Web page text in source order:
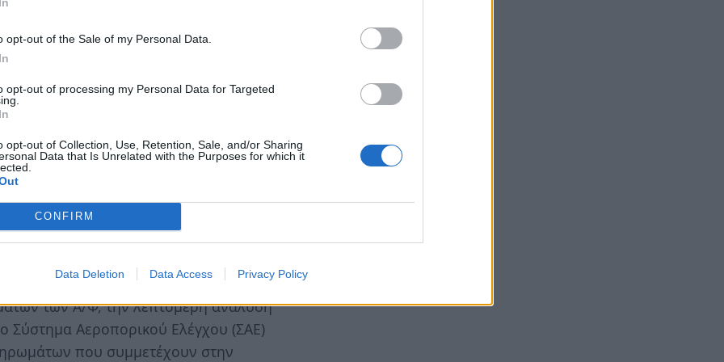
opt-out of the Sale of my Personal Data.
opt-out of processing my Personal Data for Targeted
opt-out of Collection, Use, Retention, Sale, and/or Sharing
Data that Is Unrelated with the Purposes for which it
CONFIRM
Data Deletion Data Access Privacy Policy
Τακτικής (ΚΕΑΤ) και της 117 ΠΜ,
βρίσκεται στη Βορειοδυτική
επιτυγχάνεται με την δημιουργία
Προσωπικό που συμμετέχει στην
«Υψηλούς Ρυθμούς», «Αληθοφανή
«Τριβή» και -ως ένα βαθμό- στη
στις επιχειρήσεις.
Αποτελεσμάτων Αυτό επιτυγχάνεται
των Α/Φ, την λεπτομερή ανάλυση
Σύστημα Αεροπορικού Ελέγχου (ΣΑΕ)
που συμμετέχουν στην